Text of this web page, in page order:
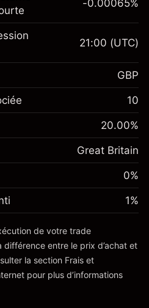
de
de la
-0.021271
%
(-£1.06)
effet de levier
effet de levier
£1,000.00
de la
-0.000647
%
effet de levier
effet de levier
-0.00065%
21:00 (UTC)
GBP
10
20.00%
Great Britain
0%
'Tarifs et Frais
1%
de votre trade
entre le prix d’achat et
la section Frais et
pour plus d’informations